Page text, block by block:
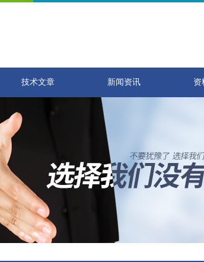
技术文章 新闻资讯 资